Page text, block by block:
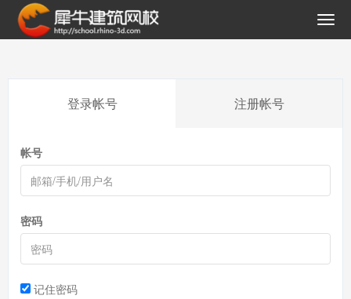
登录帐号 注册帐号
帐号
密码
记住密码